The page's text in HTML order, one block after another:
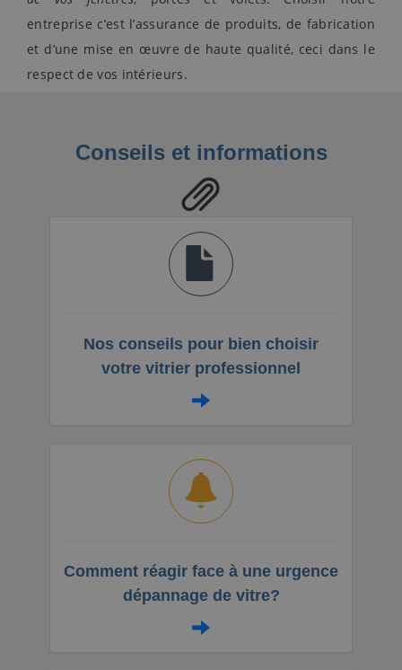
entreprise c’est l’assurance de produits, de fabrication
et d’une mise en œuvre de haute qualité, ceci dans le
respect de vos intérieurs.
Conseils et informations
Nos conseils pour bien choisir
votre vitrier professionnel
Comment réagir face à une urgence
dépannage de vitre?